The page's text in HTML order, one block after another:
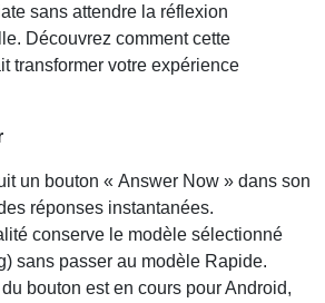
sans attendre la réflexion
Découvrez comment cette
transformer votre expérience
un bouton « Answer Now » dans son
réponses instantanées.
conserve le modèle sélectionné
sans passer au modèle Rapide.
bouton est en cours pour Android,